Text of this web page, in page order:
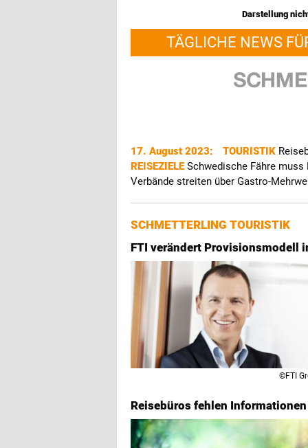
Darstellung
TÄGLICHE NEWS
17. August 2023: TOURISTIK
REISEZIELESchwedische Fähre
Verbände streiten über Gastro-
SCHMETTERLING TOURISTIK
FTI verändert Provisionsmodell
©FTI
Reisebüros fehlen